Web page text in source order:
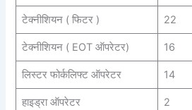
टेक्नीशियन ( फिटर ) 22
टेक्नीशियन ( EOT ऑपरेटर) 16
लिस्टर फोर्कलिफ्ट ऑपरेटर 14
हाइड्रा ऑपरेटर 2